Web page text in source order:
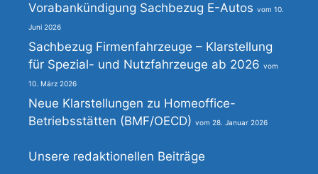
Vorabankündigung Sachbezug E-Autos 10.
Juni 2026
Sachbezug Firmenfahrzeuge – Klarstellung
für Spezial- und Nutzfahrzeuge ab 2026
10. März 2026
Neue Klarstellungen zu Homeoffice-
Betriebsstätten (BMF/OECD)
28. Januar 2026
Unsere redaktionellen Beiträge